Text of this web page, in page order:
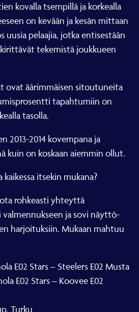
kovalla tsempillä ja korkealla
on kevään ja kesän mittaan
pelaajia, jotka entisestään
tekemistä joukkueen
ovat äärimmäisen sitoutuneita
tapahtumiin on
tasolla.
2013-2014 kovempana ja
kuin on koskaan aiemmin ollut.
itsekin mukana?
rohkeasti yhteyttä
ja sovi näyttö-
harjoituksiin. Mukaan mahtuu
E02 Stars – Steelers E02 Musta
E02 Stars – Koovee E02
Turku